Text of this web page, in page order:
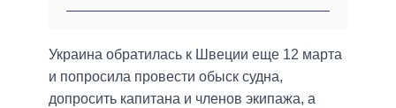
Украина обратилась к Швеции еще 12 марта
и попросила провести обыск судна,
допросить капитана и членов экипажа, а